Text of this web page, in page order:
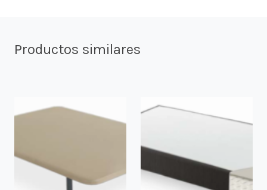
Productos similares